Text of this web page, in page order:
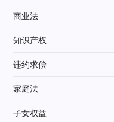
商业法
知识产权
违约求偿
家庭法
子女权益